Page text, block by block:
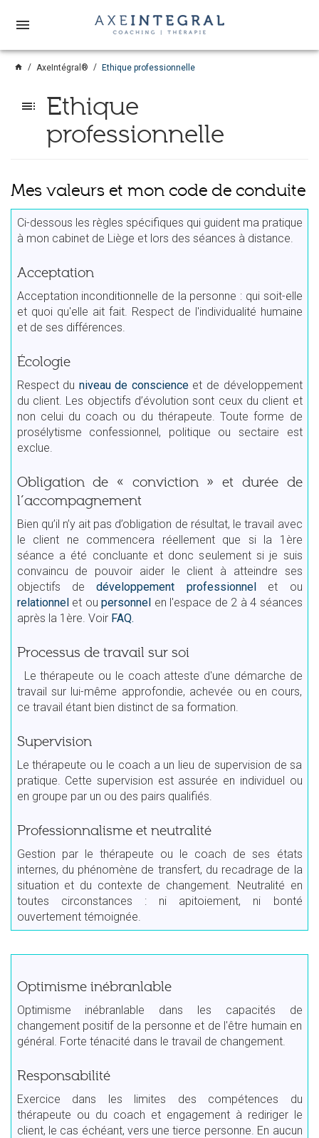
menu
home AxeIntégral® Ethique professionnelle
toc
Ethique
professionnelle
Mes valeurs et mon code de conduite
Ci-dessous les règles spécifiques qui guident ma pratique
à mon cabinet de Liège et lors des séances à distance.
Acceptation
Acceptation inconditionnelle de la personne : qui soit-elle
et quoi qu'elle ait fait. Respect de l'individualité humaine
et de ses différences.
Écologie
Respect du niveau de conscienceet de développement
du client. Les objectifs d’évolution sont ceux du client et
non celui du coach ou du thérapeute. Toute forme de
prosélytisme confessionnel, politique ou sectaire est
exclue.
Obligation de « conviction » et durée de
l’accompagnement
Bien qu’il n’y ait pas d’obligation de résultat, le travail avec
le client ne commencera réellement que si la 1ère
séance a été concluante et donc seulement si je suis
convaincu de pouvoir aider le client à atteindre ses
objectifs dedéveloppement professionnelet ou
relationnelet ou personnel en l'espace de 2 à 4 séances
après la 1ère. Voir FAQ.
Processus de travail sur soi
Le thérapeute ou le coach atteste d'une démarche de
travail sur lui-même approfondie, achevée ou en cours,
ce travail étant bien distinct de sa formation.
Supervision
Le thérapeute ou le coach a un lieu de supervision de sa
pratique. Cette supervision est assurée en individuel ou
en groupe par un ou des pairs qualifiés.
Professionnalisme et neutralité
Gestion par le thérapeute ou le coach de ses états
internes, du phénomène de transfert, du recadrage de la
situation et du contexte de changement. Neutralité en
toutes circonstances : ni apitoiement, ni bonté
ouvertement témoignée.
Optimisme inébranlable
Optimisme inébranlable dans les capacités de
changement positif de la personne et de l'être humain en
général. Forte ténacité dans le travail de changement.
Responsabilité
Exercice dans les limites des compétences du
thérapeute ou du coach et engagement à rediriger le
client, le cas échéant, vers une tierce personne. En aucun